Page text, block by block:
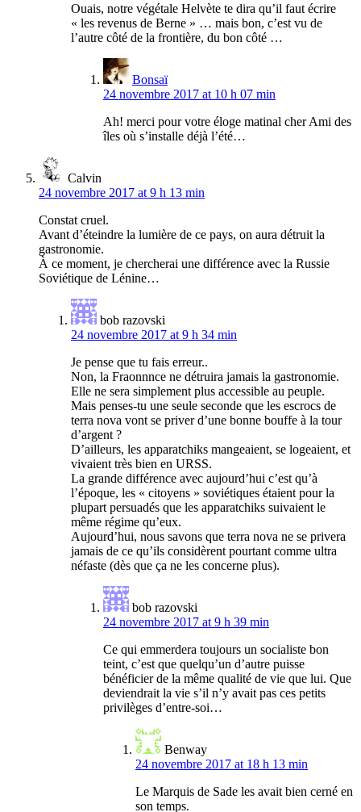
Ouais, notre végétale Helvète te dira qu’il faut écrire
« les revenus de Berne » … mais bon, c’est vu de
l’autre côté de la frontière, du bon côté …
Bonsaï
24 novembre 2017 at 10 h 07 min
Ah! merci pour votre éloge matinal cher Ami des
îles où s’installe déjà l’été…
Calvin
24 novembre 2017 at 9 h 13 min
Constat cruel.
Avant d’éteindre la lumière de ce pays, on aura détruit la
gastronomie.
À ce moment, je chercherai une différence avec la Russie
Soviétique de Lénine…
bob razovski
24 novembre 2017 at 9 h 34 min
Je pense que tu fais erreur..
Non, la Fraonnnce ne détruira jamais la gastronomie.
Elle ne sera simplement plus accessible au peuple.
Mais penses-tu une seule seconde que les escrocs de
terra nova vont se priver d’une bonne bouffe à la tour
d’argent ?
D’ailleurs, les apparatchiks mangeaient, se logeaient, et
vivaient très bien en URSS.
La grande différence avec aujourd’hui c’est qu’à
l’époque, les « citoyens » soviétiques étaient pour la
plupart persuadés que les apparatchiks suivaient le
même régime qu’eux.
Aujourd’hui, nous savons que terra nova ne se privera
jamais de ce qu’ils considèrent pourtant comme ultra
néfaste (dès que ça ne les concerne plus).
bob razovski
24 novembre 2017 at 9 h 39 min
Ce qui emmerdera toujours un socialiste bon
teint, c’est que quelqu’un d’autre puisse
bénéficier de la même qualité de vie que lui. Que
deviendrait la vie s’il n’y avait pas ces petits
privilèges d’entre-soi…
Benway
24 novembre 2017 at 18 h 13 min
Le Marquis de Sade les avait bien cerné en
son temps.